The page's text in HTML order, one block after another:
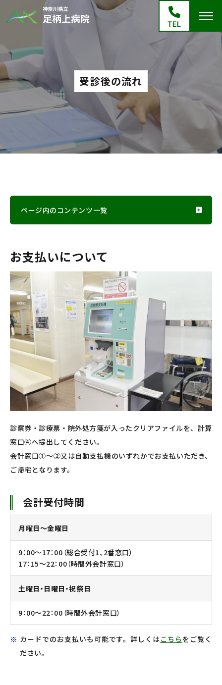
受診後の流れ
ページ内のコンテンツ一覧
お支払いについて
診察券・診療票・院外処方箋が入ったクリアファイルを、計算
窓口④へ提出してください。
会計窓口①～②又は自動支払機のいずれかでお支払いただき、
ご帰宅となります。
会計受付時間
月曜日～金曜日
9：00～17：00（総合受付1、2番窓口）
17：15～22：00（時間外会計窓口）
土曜日・日曜日・祝祭日
9：00～22：00（時間外会計窓口）
カードでのお支払いも可能です。詳しくはこちら をご覧く
ださい。